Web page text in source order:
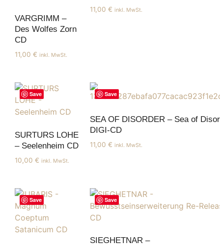
VARGRIMM –
Des Wolfes Zorn
CD
11,00 € inkl. MwSt.
11,00 € inkl. MwSt.
Save
SURTURS LOHE
– Seelenheim CD
10,00 € inkl. MwSt.
Save
SEA OF DISORDER – Sea of
DIGI-CD
11,00 € inkl. MwSt.
Save Save
SIEGHETNAR –